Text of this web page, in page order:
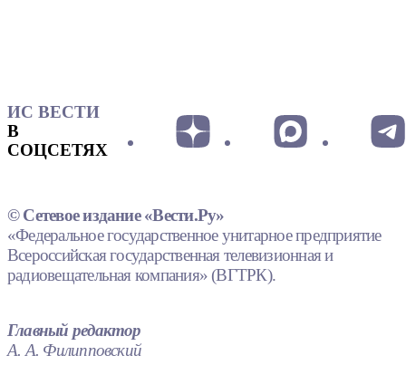
ИС ВЕСТИ
В
СОЦСЕТЯХ
© Сетевое издание «Вести.Ру»
«Федеральное государственное унитарное предприятие
Всероссийская государственная телевизионная и
радиовещательная компания» (ВГТРК).
Главный редактор
А. А. Филипповский